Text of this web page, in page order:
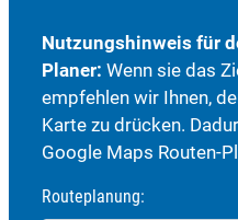
Nutzungshinweis für
Planer: Wenn sie das
empfehlen wir Ihnen,
Karte zu drücken.
Google Maps Routen-
Routeplanung: